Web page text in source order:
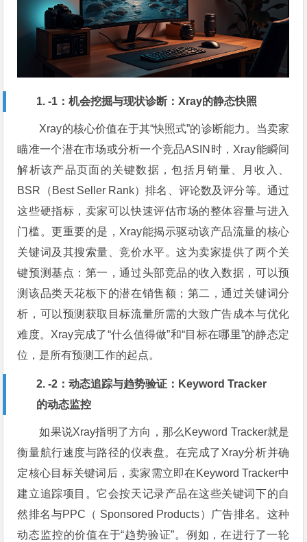
1. -1：机会挖掘与现状诊断：Xray的静态快照
Xray的核心价值在于其“快照式”的诊断能力。当卖家
瞄准一个潜在市场或分析一个竞品ASIN时，Xray能瞬间
解析该产品页面的关键数据，包括月销量、月收入、
BSR（Best Seller Rank）排名、评论数及评分等。通过
这些硬指标，卖家可以快速评估市场的整体容量与进入
门槛。更重要的是，Xray能揭示驱动该产品流量的核心
关键词及其搜索量、竞价水平。这为卖家提供了两个关
键预测基点：第一，通过头部竞品的收入数据，可以预
测该品类天花板下的潜在销售额；第二，通过关键词分
析，可以预测获取目标流量所需的大致广告成本与优化
难度。Xray完成了“什么值得做”和“目标在哪里”的静态定
位，是所有预测工作的起点。
2. -2：动态追踪与趋势验证：Keyword Tracker
的动态监控
如果说Xray指明了方向，那么Keyword Tracker就是
衡量航行速度与路径的仪表盘。在完成了Xray分析并确
定核心目标关键词后，卖家需立即在Keyword Tracker中
建立追踪项目。它会按天记录产品在这些关键词下的自
然排名与PPC（ Sponsored Products）广告排名。这种
动态监控的价值在于“趋势验证”。例如，在进行了一轮